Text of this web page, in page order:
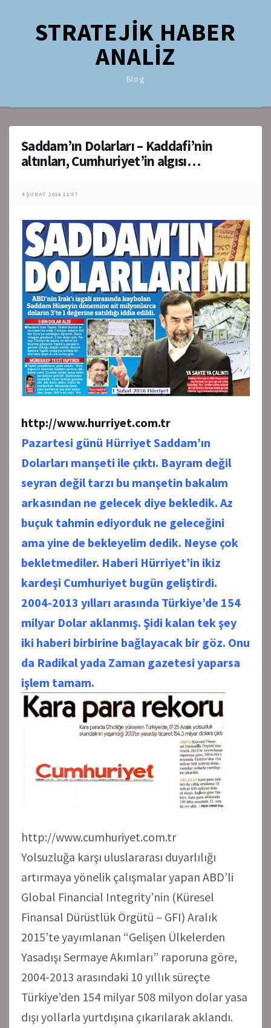
STRATEJİK HABER
ANALİZ
Blog
Saddam’ın Dolarları – Kaddafi’nin
altınları, Cumhuriyet’in algısı…
4 ŞUBAT 2016 11:57
http://www.hurriyet.com.tr
Pazartesi günü Hürriyet Saddam’ın
Dolarları manşeti ile çıktı. Bayram değil
seyran değil tarzı bu manşetin bakalım
arkasından ne gelecek diye bekledik. Az
buçuk tahmin ediyorduk ne geleceğini
ama yine de bekleyelim dedik. Neyse çok
bekletmediler. Haberi Hürriyet’in ikiz
kardeşi Cumhuriyet bugün geliştirdi.
2004-2013 yılları arasında Türkiye’de 154
milyar Dolar aklanmış. Şidi kalan tek şey
iki haberi birbirine bağlayacak bir göz. Onu
da Radikal yada Zaman gazetesi yaparsa
işlem tamam.
http://www.cumhuriyet.com.tr
Yolsuzluğa karşı uluslararası duyarlılığı
artırmaya yönelik çalışmalar yapan ABD’li
Global Financial Integrity’nin (Küresel
Finansal Dürüstlük Örgütü – GFI) Aralık
2015’te yayımlanan “Gelişen Ülkelerden
Yasadışı Sermaye Akımları” raporuna göre,
2004-2013 arasındaki 10 yıllık süreçte
Türkiye’den 154 milyar 508 milyon dolar yasa
dışı yollarla yurtdışına çıkarılarak aklandı.